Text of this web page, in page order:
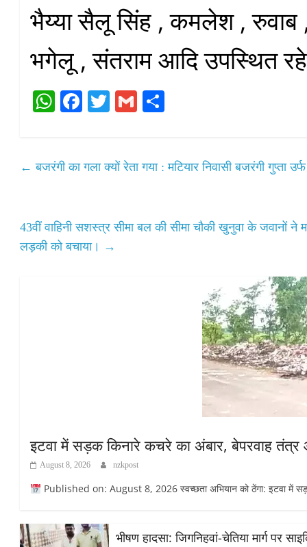
भैय्या सैलू सिंह , कमलेश , रुवाब
भगेलू , संतराम आदि उपस्थित
W
A
Fa
ok
T
r
G
← बजरंगी का गला क्यों रेता गया : मटियार निवासी बजरंगी गुप्ता
43वीं वाहिनी सशस्त्र सीमा बल की सीमा चौकी खुनुवा के जवानों ने
लड़की को बचाया। →
इटवा में सड़क किनारे कचरे का अंबार, बेपरवाह
August 8, 2026 nzkpost
Published on: August 8, 2026 स्वच्छता अभियान को ठेंगा: इटवा में
भीषण हादसा: जिगनिहवां-चेतिया मार्ग